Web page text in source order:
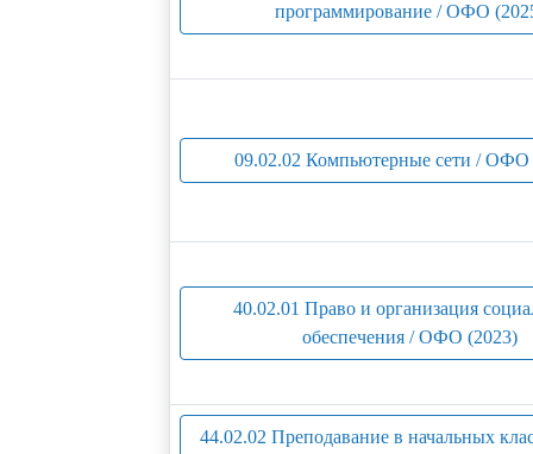
программирование / ОФО
09.02.02 Компьютерные сети / ОФО
40.02.01 Право и организация
обеспечения / ОФО (2023)
44.02.02 Преподавание в начальных